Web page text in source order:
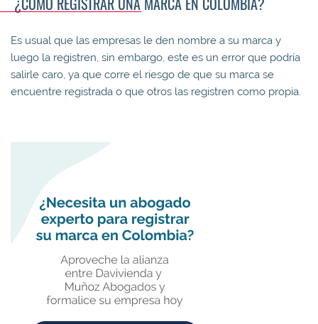
Es usual que las empresas le den nombre a su marca y
luego la registren, sin embargo, este es un error que podría
salirle caro, ya que corre el riesgo de que su marca se
encuentre registrada o que otros las registren como propia.